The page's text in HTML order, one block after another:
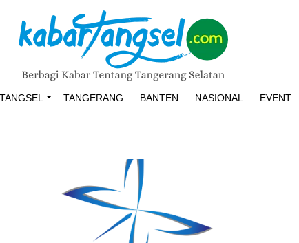
TANGSEL TANGERANG BANTEN NASIONAL EVENT